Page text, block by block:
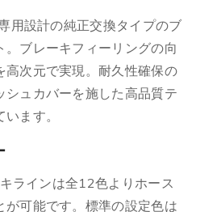
用設計の純正交換タイプのブ
。ブレーキフィーリングの向
高次元で実現。耐久性確保の
シュカバーを施した高品質テ
ます。
ラインは全12色よりホース
が可能です。標準の設定色は